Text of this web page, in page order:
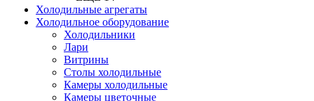
Холодильные агрегаты
Холодильное оборудование
Холодильники
Лари
Витрины
Столы холодильные
Камеры холодильные
Камеры цветочные